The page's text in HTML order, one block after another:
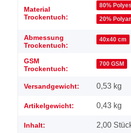
Produkteigenschaft
Wert
Material
Trockentuch:
80%
20%
Abmessung
Trockentuch:
40x40 cm
GSM
Trockentuch:
700 GSM
Versandgewicht: 0,53 kg
Artikelgewicht: 0,43 kg
Inhalt: 2,00